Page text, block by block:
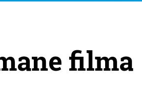
filma